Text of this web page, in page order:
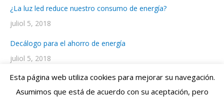
¿La luz led reduce nuestro consumo de energía?
juliol 5, 2018
Decálogo para el ahorro de energía
juliol 5, 2018
Esta página web utiliza cookies para mejorar su navegación.
Asumimos que está de acuerdo con su aceptación, pero